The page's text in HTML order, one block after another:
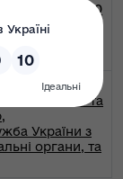
від 15.01.2020
витрат
надаються
року № 1262
подання та
України з
органи, та